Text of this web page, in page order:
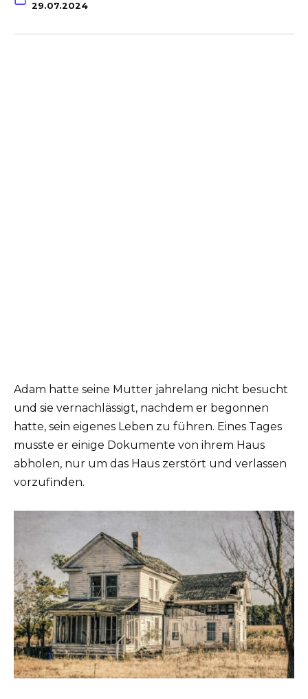
29.07.2024
Adam hatte seine Mutter jahrelang nicht besucht
und sie vernachlässigt, nachdem er begonnen
hatte, sein eigenes Leben zu führen. Eines Tages
musste er einige Dokumente von ihrem Haus
abholen, nur um das Haus zerstört und verlassen
vorzufinden.